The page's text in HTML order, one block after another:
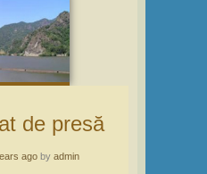
de presă
agoby admin